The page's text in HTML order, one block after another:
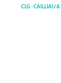
CLG - CAILLIAU & LE